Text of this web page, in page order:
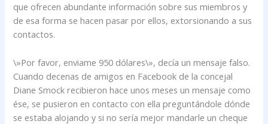
que ofrecen abundante información sobre sus miembros y
de esa forma se hacen pasar por ellos, extorsionando a sus
contactos.
\»Por favor, enviame 950 dólares\», decía un mensaje falso.
Cuando decenas de amigos en Facebook de la concejal
Diane Smock recibieron hace unos meses un mensaje como
ése, se pusieron en contacto con ella preguntándole dónde
se estaba alojando y si no sería mejor mandarle un cheque